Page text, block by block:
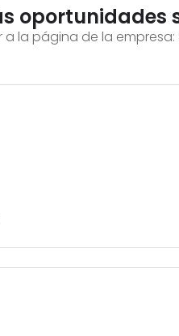
oportunidades
a la página de la empresa: